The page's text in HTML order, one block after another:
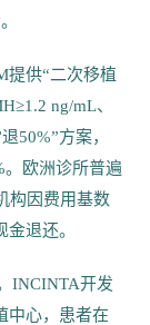
提供“二次移植
ng/mL、
50%”方案，
。欧洲诊所普遍
构因费用基数
退还。
INCINTA开发
中心，患者在